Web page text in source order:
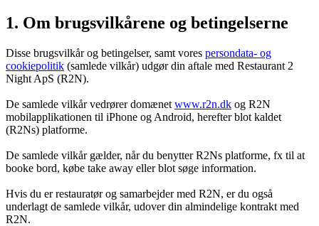
1. Om brugsvilkårene og betingelserne
Disse brugsvilkår og betingelser, samt vores persondata- og
cookiepolitik (samlede vilkår) udgør din aftale med Restaurant 2
Night ApS (R2N).
De samlede vilkår vedrører domænet www.r2n.dk og R2N
mobilapplikationen til iPhone og Android, herefter blot kaldet
(R2Ns) platforme.
De samlede vilkår gælder, når du benytter R2Ns platforme, fx til at
booke bord, købe take away eller blot søge information.
Hvis du er restauratør og samarbejder med R2N, er du også
underlagt de samlede vilkår, udover din almindelige kontrakt med
R2N.